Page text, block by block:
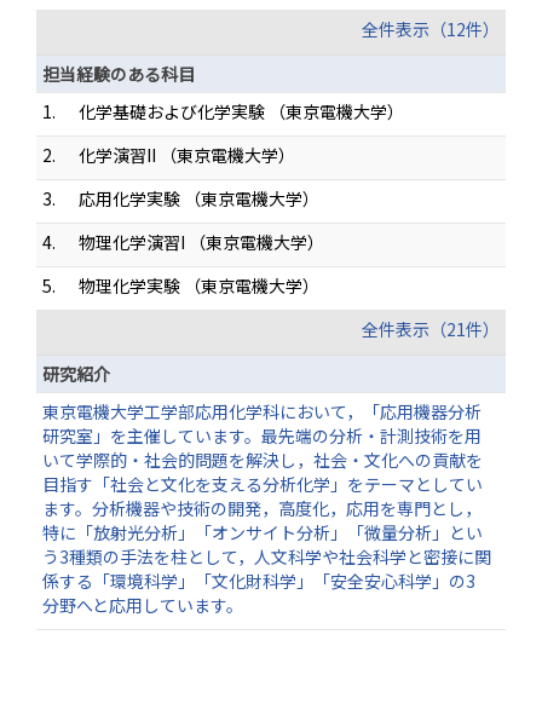
全件表示（12件）
担当経験のある科目
1.
化学基礎および化学実験 （東京電機大学）
2.
化学演習II （東京電機大学）
3.
応用化学実験 （東京電機大学）
4.
物理化学演習I （東京電機大学）
5.
物理化学実験 （東京電機大学）
全件表示（21件）
研究紹介
東京電機大学工学部応用化学科において，「応用機器分析
研究室」を主催しています。最先端の分析・計測技術を用
いて学際的・社会的問題を解決し，社会・文化への貢献を
目指す「社会と文化を支える分析化学」をテーマとしてい
ます。分析機器や技術の開発，高度化，応用を専門とし，
特に「放射光分析」「オンサイト分析」「微量分析」とい
う3種類の手法を柱として，人文科学や社会科学と密接に関
係する「環境科学」「文化財科学」「安全安心科学」の3
分野へと応用しています。